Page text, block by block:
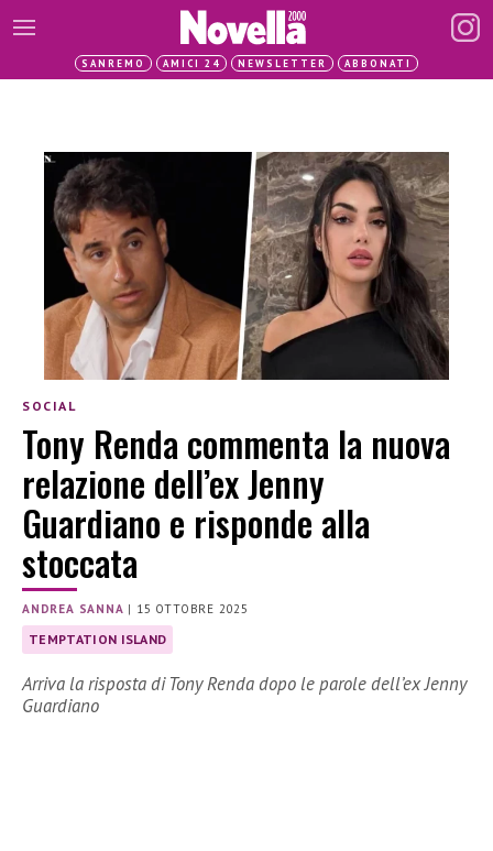
SANREMO AMICI 24 NEWSLETTER ABBONATI
SOCIAL
Tony Renda commenta la nuova
relazione dell’ex Jenny
Guardiano e risponde alla
stoccata
ANDREA SANNA | 15 OTTOBRE 2025
TEMPTATION ISLAND
Arriva la risposta di Tony Renda dopo le parole dell’ex Jenny
Guardiano